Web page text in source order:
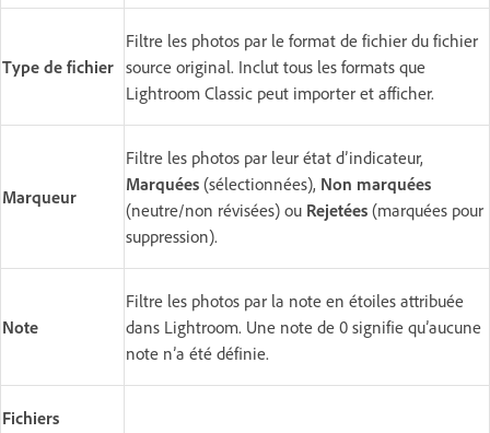
Type de fichier
Filtre les photos par le format de fichier du fichier
source original. Inclut tous les formats que
Lightroom Classic peut importer et afficher.
Marqueur
Filtre les photos par leur état d’indicateur,
Marquées (sélectionnées), Non marquées
(neutre/non révisées) ou Rejetées (marquées pour
suppression).
Note
Filtre les photos par la note en étoiles attribuée
dans Lightroom. Une note de 0 signifie qu’aucune
note n’a été définie.
Fichiers